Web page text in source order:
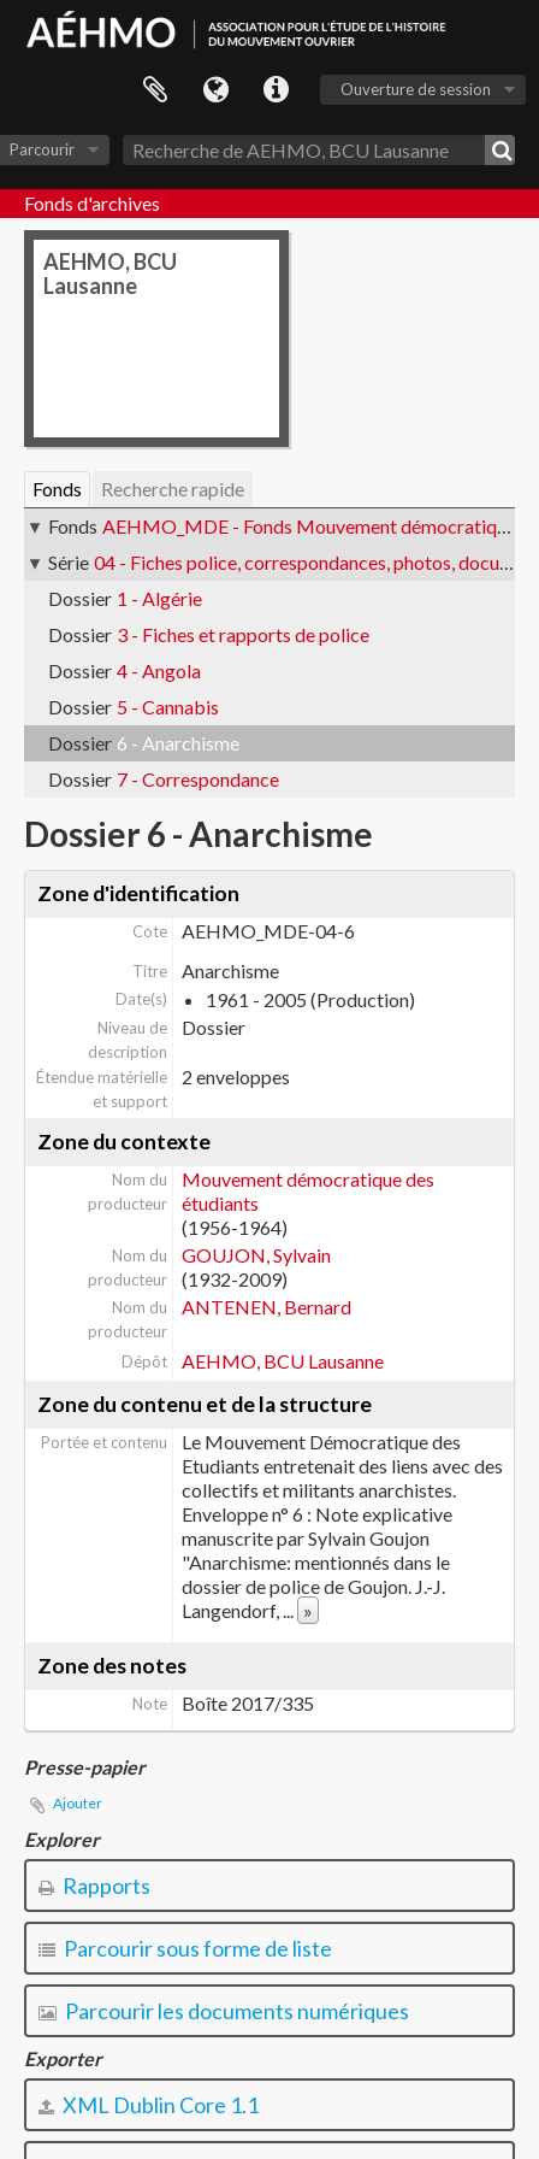
Ouverture de session
Parcourir
Fonds d'archives
AEHMO, BCU
Lausanne
Fonds
Recherche rapide
Fonds AEHMO_MDE - Fonds Mouvement démocratique des étudiants
Série 04 - Fiches police, correspondances, photos, documents Goujon
Dossier 1 - Algérie
Dossier 3 - Fiches et rapports de police
Dossier 4 - Angola
Dossier 5 - Cannabis
Dossier 6 - Anarchisme
Dossier 7 - Correspondance
Dossier 6 - Anarchisme
Zone d'identification
Cote AEHMO_MDE-04-6
Titre Anarchisme
Date(s) 1961 - 2005 (Production)
Niveau de
description
Dossier
Étendue matérielle
et support
2 enveloppes
Zone du contexte
Nom du
producteur
Mouvement démocratique des
étudiants
(1956-1964)
Nom du
producteur
GOUJON, Sylvain
(1932-2009)
Nom du
producteur
ANTENEN, Bernard
Dépôt AEHMO, BCU Lausanne
Zone du contenu et de la structure
Portée et contenu
Le Mouvement Démocratique des
Etudiants entretenait des liens avec des
collectifs et militants anarchistes.
Enveloppe n° 6 : Note explicative
manuscrite par Sylvain Goujon
"Anarchisme: mentionnés dans le
dossier de police de Goujon. J.-J.
Langendorf,... »
Zone des notes
Note Boîte 2017/335
Presse-papier
Ajouter
Explorer
Rapports
Parcourir sous forme de liste
Parcourir les documents numériques
Exporter
XML Dublin Core 1.1